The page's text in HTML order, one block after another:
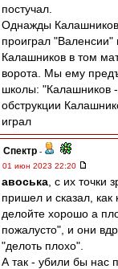
постучал.
Однажды
проиграл "Валенсии"
Калашников в том
ворота. Мы ему
школы: "Калашников
обструкции
играл
Спектр -
01 июн 2023 22:20
авоська , с их точки
пришел и сказал,
делойте хорошо а
пожалусто", и они
"делоть плохо".
А так - убили бы нас